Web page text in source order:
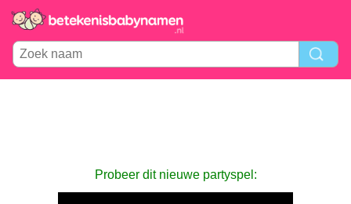
Probeer dit nieuwe partyspel: